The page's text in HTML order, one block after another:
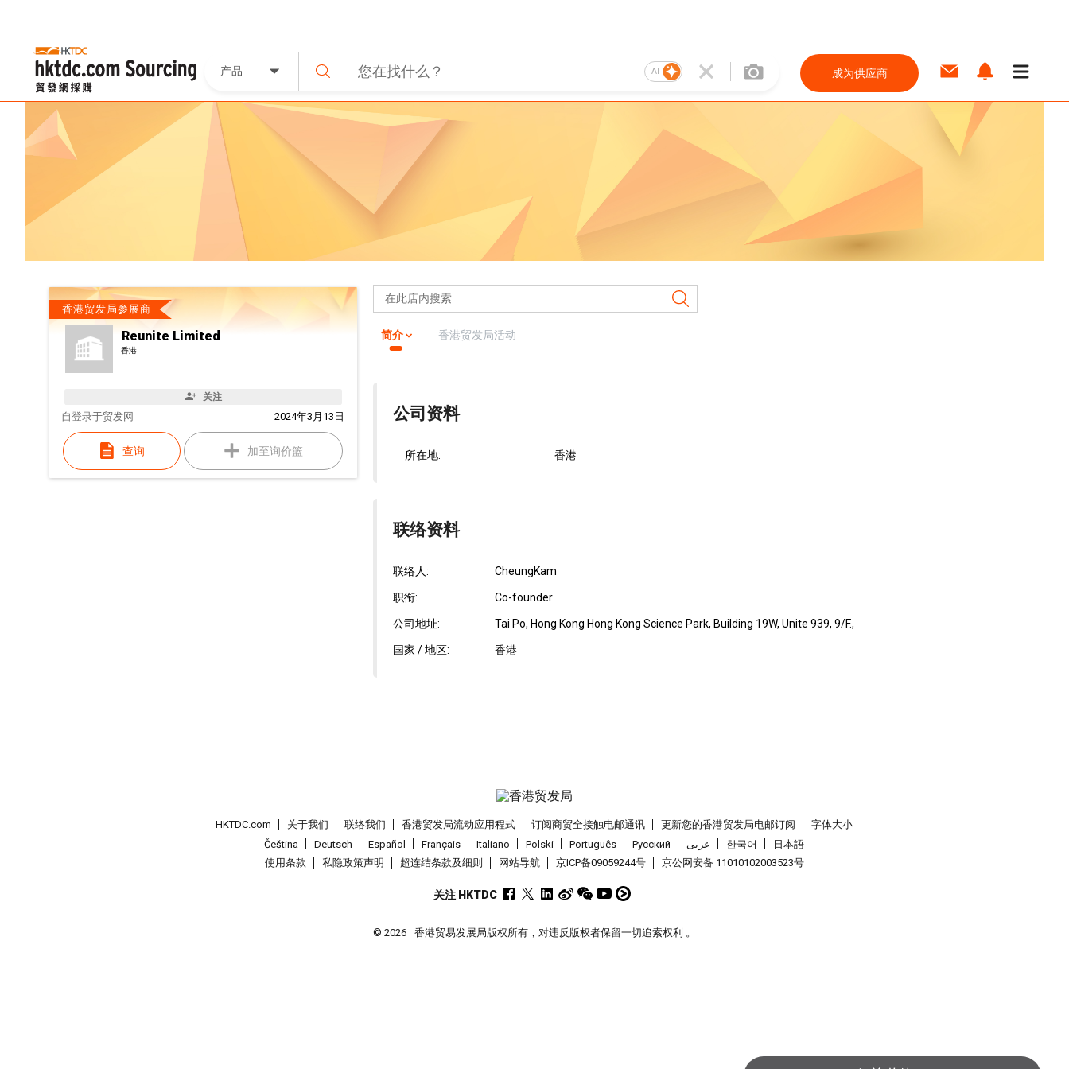
产品 AI 成为供应商
香港贸发局参展商
Reunite Limited
香港
关注
自 2024年3月13日
登录于贸发网
查询 加至询价篮
简介 香港贸发局活动
公司资料
所在地: 香港
联络资料
联络人: CheungKam
职衔: Co-founder
公司地址: Tai Po, Hong Kong Hong Kong Science Park, Building 19W, Unite 939, 9/F.,
国家 / 地区: 香港
HKTDC.com 关于我们 联络我们 香港贸发局流动应用程式 订阅商贸全接触电邮通讯 更新您的香港贸发局电邮订阅
字体大小
Čeština
Deutsch Español Français Italiano Polski Português Pусский عربى 한국어
日本語
使用条款
私隐政策声明 超连结条款及细则 网站导航 京ICP备09059244号 京公网安备 11010102003523号
关注 HKTDC
© 2026 香港贸易发展局版权所有，对违反版权者保留一切追索权利 。